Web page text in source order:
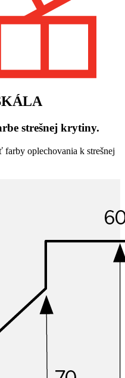
strešnej krytiny.
farby oplechovania k strešnej